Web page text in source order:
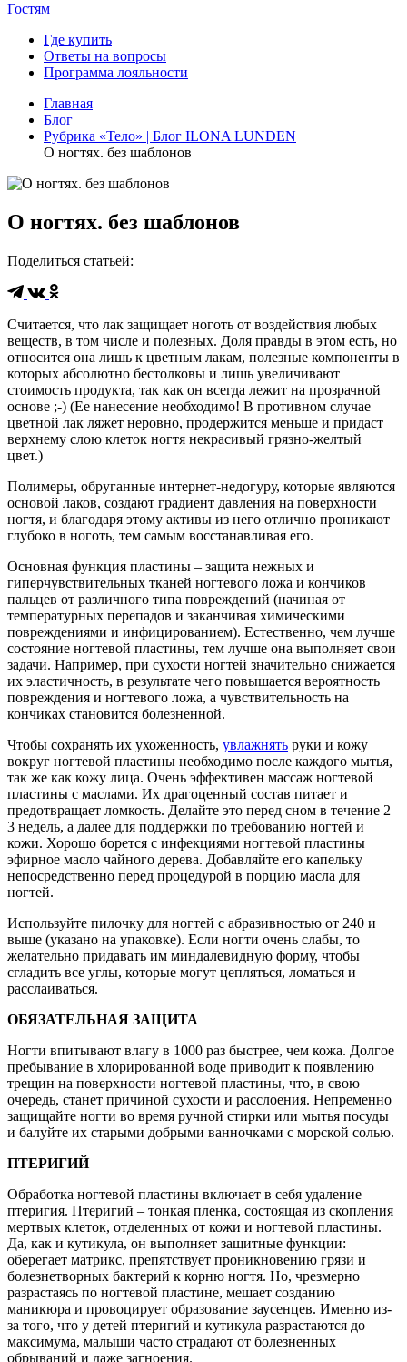
Гостям
Где купить
Ответы на вопросы
Программа лояльности
Главная
Блог
Рубрика «Тело» | Блог ILONA LUNDEN
О ногтях. без шаблонов
О ногтях. без шаблонов
Поделиться статьей:
Считается, что лак защищает ноготь от воздействия любых
веществ, в том числе и полезных. Доля правды в этом есть, но
относится она лишь к цветным лакам, полезные компоненты в
которых абсолютно бестолковы и лишь увеличивают
стоимость продукта, так как он всегда лежит на прозрачной
основе ;-) (Ее нанесение необходимо! В противном случае
цветной лак ляжет неровно, продержится меньше и придаст
верхнему слою клеток ногтя некрасивый грязно-желтый
цвет.)
Полимеры, обруганные интернет-недогуру, которые являются
основой лаков, создают градиент давления на поверхности
ногтя, и благодаря этому активы из него отлично проникают
глубоко в ноготь, тем самым восстанавливая его.
Основная функция пластины – защита нежных и
гиперчувствительных тканей ногтевого ложа и кончиков
пальцев от различного типа повреждений (начиная от
температурных перепадов и заканчивая химическими
повреждениями и инфицированием). Естественно, чем лучше
состояние ногтевой пластины, тем лучше она выполняет свои
задачи. Например, при сухости ногтей значительно снижается
их эластичность, в результате чего повышается вероятность
повреждения и ногтевого ложа, а чувствительность на
кончиках становится болезненной.
Чтобы сохранять их ухоженность, увлажнять руки и кожу
вокруг ногтевой пластины необходимо после каждого мытья,
так же как кожу лица. Очень эффективен массаж ногтевой
пластины с маслами. Их драгоценный состав питает и
предотвращает ломкость. Делайте это перед сном в течение 2–
3 недель, а далее для поддержки по требованию ногтей и
кожи. Хорошо борется с инфекциями ногтевой пластины
эфирное масло чайного дерева. Добавляйте его капельку
непосредственно перед процедурой в порцию масла для
ногтей.
Используйте пилочку для ногтей с абразивностью от 240 и
выше (указано на упаковке). Если ногти очень слабы, то
желательно придавать им миндалевидную форму, чтобы
сгладить все углы, которые могут цепляться, ломаться и
расслаиваться.
ОБЯЗАТЕЛЬНАЯ ЗАЩИТА
Ногти впитывают влагу в 1000 раз быстрее, чем кожа. Долгое
пребывание в хлорированной воде приводит к появлению
трещин на поверхности ногтевой пластины, что, в свою
очередь, станет причиной сухости и расслоения. Непременно
защищайте ногти во время ручной стирки или мытья посуды
и балуйте их старыми добрыми ванночками с морской солью.
ПТЕРИГИЙ
Обработка ногтевой пластины включает в себя удаление
птеригия. Птеригий – тонкая пленка, состоящая из скопления
мертвых клеток, отделенных от кожи и ногтевой пластины.
Да, как и кутикула, он выполняет защитные функции:
оберегает матрикс, препятствует проникновению грязи и
болезнетворных бактерий к корню ногтя. Но, чрезмерно
разрастаясь по ногтевой пластине, мешает созданию
маникюра и провоцирует образование заусенцев. Именно из-
за того, что у детей птеригий и кутикула разрастаются до
максимума, малыши часто страдают от болезненных
обрываний и даже загноения.